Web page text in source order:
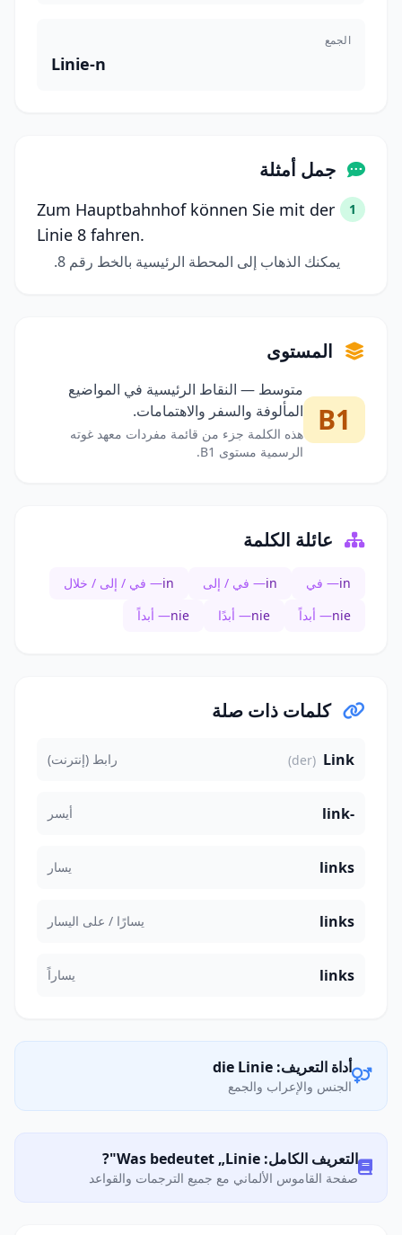
الجمع
Linie-n
جمل أمثلة
1
Zum Hauptbahnhof können Sie mit der
Linie 8 fahren.
يمكنك الذهاب إلى المحطة الرئيسية بالخط رقم 8.
المستوى
B1
متوسط — النقاط الرئيسية في المواضيع
المألوفة والسفر والاهتمامات.
هذه الكلمة جزء من قائمة مفردات معهد غوته
الرسمية مستوى B1.
عائلة الكلمة
in— في in— في / إلى in— في / إلى / خلال
nie— أبداً nie— أبدًا nie— أبداً
كلمات ذات صلة
Link
(der) رابط (إنترنت)
link- أيسر
links يسار
links يسارًا / على اليسار
links يساراً
أداة التعريف: die Linie
الجنس والإعراب والجمع
التعريف الكامل: Was bedeutet „Linie"?
صفحة القاموس الألماني مع جميع الترجمات والقواعد